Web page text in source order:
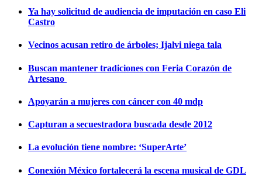
Ya hay solicitud de audiencia de imputación en caso Eli
Castro
Vecinos acusan retiro de árboles; Ijalvi niega tala
Buscan mantener tradiciones con Feria Corazón de
Artesano
Apoyarán a mujeres con cáncer con 40 mdp
Capturan a secuestradora buscada desde 2012
La evolución tiene nombre: ‘SuperArte’
Conexión México fortalecerá la escena musical de GDL